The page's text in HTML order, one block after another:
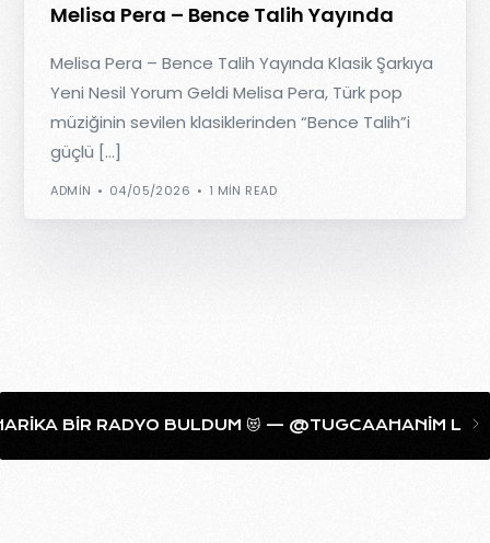
Melisa Pera – Bence Talih Yayında
Melisa Pera – Bence Talih Yayında Klasik Şarkıya
Yeni Nesil Yorum Geldi Melisa Pera, Türk pop
müziğinin sevilen klasiklerinden “Bence Talih”i
güçlü […]
ADMIN 04/05/2026 1 MIN READ
BULDUM 😻 — @TUGCAAHANIM